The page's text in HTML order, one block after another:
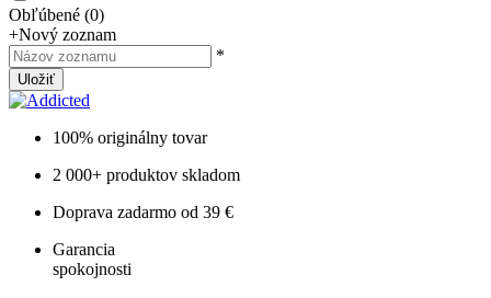
Obľúbené (0)
+Nový zoznam
*
Uložiť
100% originálny tovar
2 000+ produktov skladom
Doprava zadarmo od 39 €
Garancia
spokojnosti